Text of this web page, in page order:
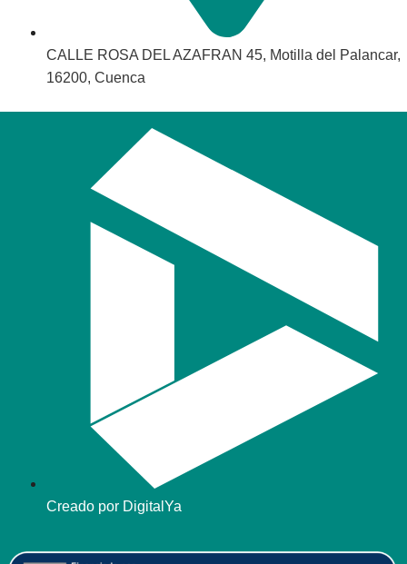
CALLE ROSA DEL AZAFRAN 45, Motilla del Palancar,
16200, Cuenca
Creado por DigitalYa